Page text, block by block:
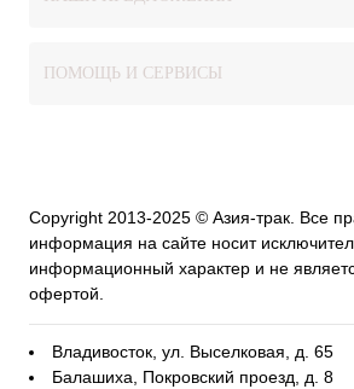
ПОМОЩЬ И СЕРВИСЫ
Copyright 2013-2025 © Азия-трак. Все
информация на сайте носит
информационный характер и не
офертой.
Владивосток, ул. Выселковая, д. 65
Балашиха, Покровский проезд, д. 8